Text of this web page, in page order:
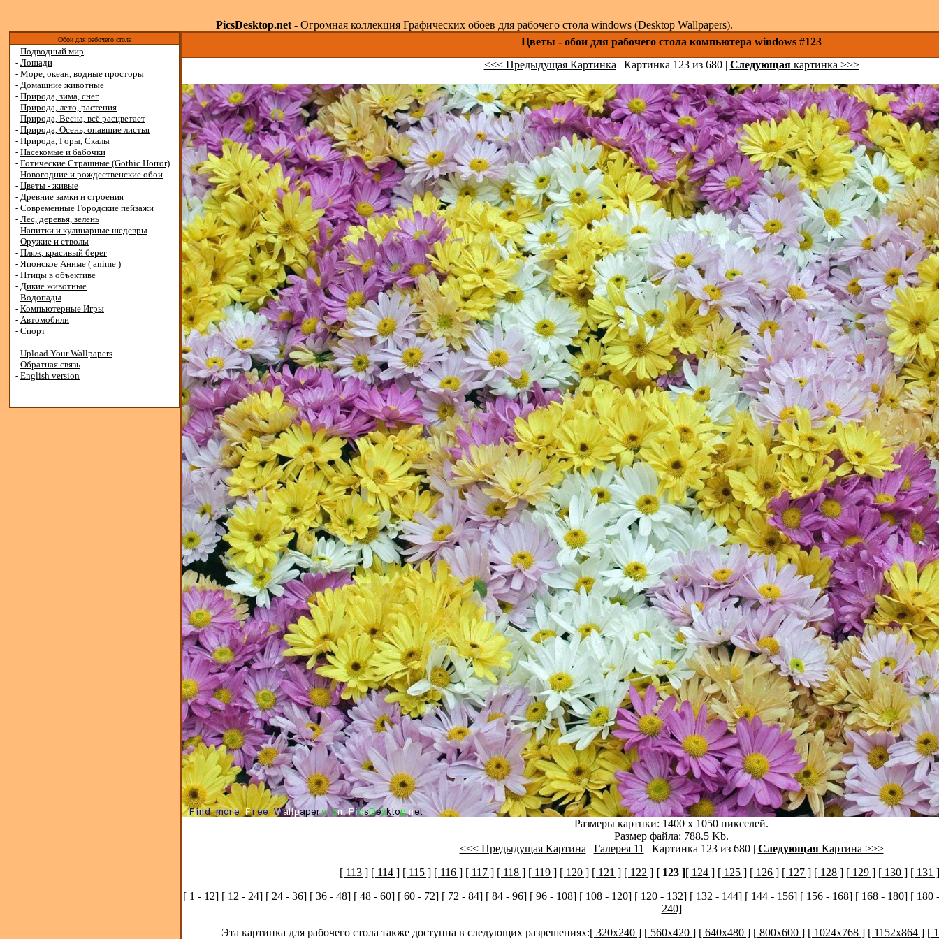
PicsDesktop.net- Огромная коллекция Графических обоев для рабочего стола windows (Desktop Wallpapers).
Обои для рабочего стола
- Подводный мир
- Лошади
- Море, океан, водные просторы
- Домашние животные
- Природа, зима, снег
- Природа, лето, растения
- Природа, Весна, всё расцветает
- Природа, Осень, опавшие листья
- Природа, Горы, Скалы
- Насекомые и бабочки
- Готические Страшные (Gothic Horror)
- Новогодние и рождественские обои
- Цветы - живые
- Древние замки и строения
- Современные Городские пейзажи
- Лес, деревья, зелень
- Напитки и кулинарные шедевры
- Оружие и стволы
- Пляж, красивый берег
- Японское Аниме ( anime )
- Птицы в объективе
- Дикие животные
- Водопады
- Компьютерные Игры
- Автомобили
- Спорт
- Upload Your Wallpapers
- Обратная связь
- English version
Цветы - обои для рабочего стола компьютера windows #123
<<< Предыдущая Картинка | Картинка 123 из 680 | Следующаякартинка >>>
Размеры картнки: 1400 x 1050 пикселей.
Размер файла: 788.5 Kb.
<<< Предыдущая Картина | Галерея 11 | Картинка 123 из 680 | СледующаяКартина >>>
[ 113 ] [ 114 ] [ 115 ] [ 116 ] [ 117 ] [ 118 ] [ 119 ] [ 120 ] [ 121 ] [ 122 ] [ 123 ][ 124 ] [ 125 ] [ 126 ] [ 127 ] [ 128 ] [ 129 ] [ 130 ] [ 131 ]
[ 1 - 12] [ 12 - 24] [ 24 - 36] [ 36 - 48] [ 48 - 60] [ 60 - 72] [ 72 - 84] [ 84 - 96] [ 96 - 108] [ 108 - 120] [ 120 - 132] [ 132 - 144] [ 144 - 156] [ 156 - 168] [ 168 - 180] [ 180
240]
Эта картинка для рабочего стола также доступна в следующих разрешениях:[ 320x240 ] [ 560x420 ] [ 640x480 ] [ 800x600 ] [ 1024x768 ] [ 1152x864 ] [